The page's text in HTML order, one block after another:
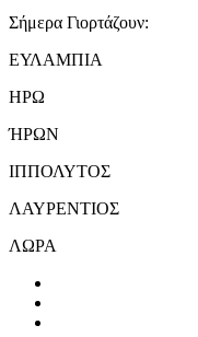
Σήμερα Γιορτάζουν:
ΕΥΛΑΜΠΙΑ
ΗΡΩ
ΉΡΩΝ
ΙΠΠΟΛΥΤΟΣ
ΛΑΥΡΕΝΤΙΟΣ
ΛΩΡΑ